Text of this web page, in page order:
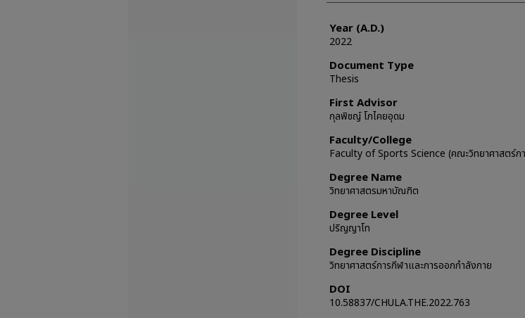
Year (A.D.)
2022
Document Type
Thesis
First Advisor
กุลพิชญ์ โภไคยอุดม
Faculty/College
Faculty of Sports Science (คณะวิทยาศาสตร์ก
Degree Name
วิทยาศาสตรมหาบัณฑิต
Degree Level
ปริญญาโท
Degree Discipline
วิทยาศาสตร์การกีฬาและการออกกำลังกาย
DOI
10.58837/CHULA.THE.2022.763